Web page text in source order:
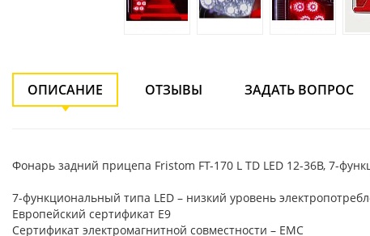
ОПИСАНИЕ ОТЗЫВЫ ЗАДАТЬ ВОПРОС
Фонарь задний прицепа Fristom FT-170 L TD LED 12-36В, 7-
7-функциональный типа LED – низкий уровень
Европейский сертификат E9
Сертификат электромагнитной совместности – EMC